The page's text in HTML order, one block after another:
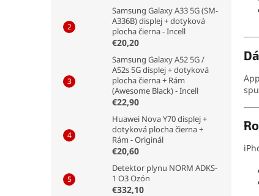
Samsung Galaxy A33 5G (SM-
A336B) displej + dotyková
plocha čierna - Incell
€20,20
Samsung Galaxy A52 5G /
A52s 5G displej + dotyková
plocha čierna + Rám
(Awesome Black) - Incell
€22,90
Huawei Nova Y70 displej +
dotyková plocha čierna +
Rám - Originál
€20,60
Detektor plynu NORM ADKS-
1 O3 Ozón
€332,10